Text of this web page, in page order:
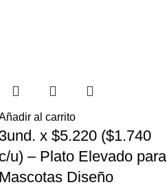
al carrito
3und. x $5.220 ($1.740
c/u) – Plato Elevado para
Mascotas Diseño